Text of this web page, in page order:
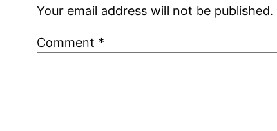
Your email address will not be published.
Comment *